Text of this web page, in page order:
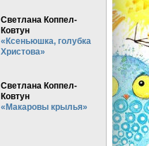
Светлана Коппел-
Ковтун
«Ксеньюшка, голубка
Христова»
Светлана Коппел-
Ковтун
«Макаровы крылья»